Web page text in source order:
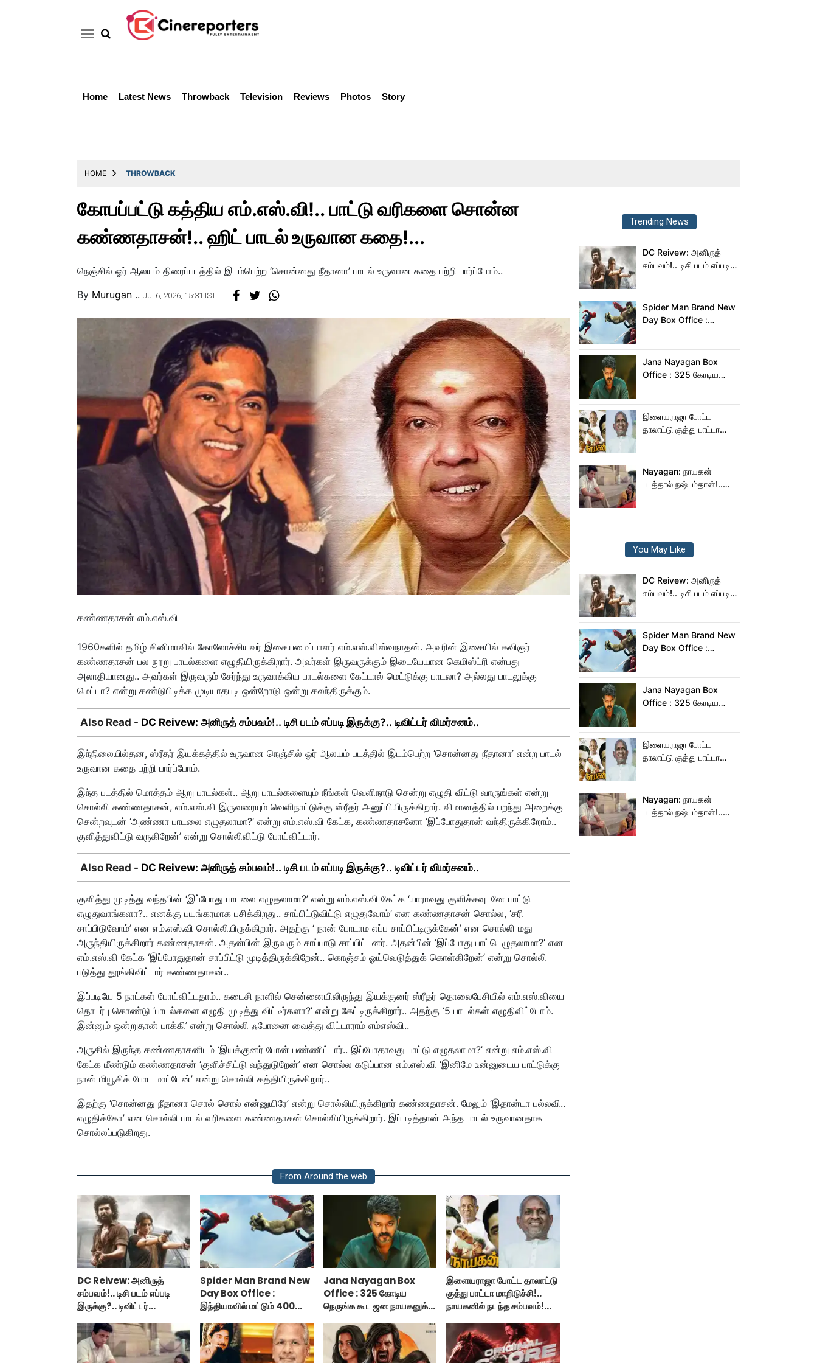
Home Latest News Throwback Television Reviews Photos Story
HOME THROWBACK
கோபப்பட்டு கத்திய எம்.எஸ்.வி!.. பாட்டு வரிகளை சொன்ன
கண்ணதாசன்!.. ஹிட் பாடல் உருவான கதை!...
நெஞ்சில் ஓர் ஆலயம் திரைப்படத்தில் இடம்பெற்ற ‘சொன்னது நீதானா’ பாடல் உருவான கதை பற்றி பார்ப்போம்..
By Murugan .. Jul 6, 2026, 15:31 IST
கண்ணதாசன் எம்.எஸ்.வி
1960களில் தமிழ் சினிமாவில் கோலோச்சியவர் இசையமைப்பாளர் எம்.எஸ்.விஸ்வநாதன். அவரின் இசையில் கவிஞர்
கண்ணதாசன் பல நூறு பாடல்களை எழுதியிருக்கிறார். அவர்கள் இருவருக்கும் இடையேயான கெமிஸ்ட்ரி என்பது
அலாதியானது.. அவர்கள் இருவரும் சேர்ந்து உருவாக்கிய பாடல்களை கேட்டால் மெட்டுக்கு பாடலா? அல்லது பாடலுக்கு
மெட்டா? என்று கண்டுபிடிக்க முடியாதபடி ஒன்றோடு ஒன்று கலந்திருக்கும்.
Also Read - DC Reivew: அனிருத் சம்பவம்!.. டிசி படம் எப்படி இருக்கு?.. டிவிட்டர் விமர்சனம்..
இந்நிலையில்தன, ஸ்ரீதர் இயக்கத்தில் உருவான நெஞ்சில் ஓர் ஆலயம் படத்தில் இடம்பெற்ற ‘சொன்னது நீதானா’ என்ற பாடல்
உருவான கதை பற்றி பார்ப்போம்.
இந்த படத்தில் மொத்தம் ஆறு பாடல்கள்.. ஆறு பாடல்களையும் நீங்கள் வெளிநாடு சென்று எழுதி விட்டு வாருங்கள் என்று
சொல்லி கண்ணதாசன், எம்.எஸ்.வி இருவரையும் வெளிநாட்டுக்கு ஸ்ரீதர் அனுப்பியிருக்கிறார். விமானத்தில் பறந்து அறைக்கு
சென்றவுடன் ‘அண்ணா பாடலை எழுதலாமா?’ என்று எம்.எஸ்.வி கேட்க, கண்ணதாசனோ ‘இப்போதுதான் வந்திருக்கிறோம்..
குளித்துவிட்டு வருகிறேன்’ என்று சொல்லிவிட்டு போய்விட்டார்.
Also Read - DC Reivew: அனிருத் சம்பவம்!.. டிசி படம் எப்படி இருக்கு?.. டிவிட்டர் விமர்சனம்..
குளித்து முடித்து வந்தபின் ‘இப்போது பாடலை எழுதலாமா?’ என்று எம்.எஸ்.வி கேட்க ‘யாராவது குளிச்சவுடனே பாட்டு
எழுதுவாங்களா?.. எனக்கு பயங்கரமாக பசிக்கிறது.. சாப்பிட்டுவிட்டு எழுதுவோம்’ என கண்ணதாசன் சொல்ல, ‘சரி
சாப்பிடுவோம்’ என எம்.எஸ்.வி சொல்லியிருக்கிறார். அதற்கு ‘ நான் போடாம எப்ப சாப்பிட்டிருக்கேன்’ என சொல்லி மது
அருந்தியிருக்கிறார் கண்ணதாசன். அதன்பின் இருவரும் சாப்பாடு சாப்பிட்டனர். அதன்பின் ‘இப்போது பாட்டெழுதலாமா?’ என
எம்.எஸ்.வி கேட்க ‘இப்போதுதான் சாப்பிட்டு முடித்திருக்கிறேன்.. கொஞ்சம் ஓய்வெடுத்துக் கொள்கிறேன்’ என்று சொல்லி
படுத்து தூங்கிவிட்டார் கண்ணதாசன்..
இப்படியே 5 நாட்கள் போய்விட்டதாம்.. கடைசி நாளில் சென்னையிலிருந்து இயக்குனர் ஸ்ரீதர் தொலைபேசியில் எம்.எஸ்.வியை
தொடர்பு கொண்டு ‘பாடல்களை எழுதி முடித்து விட்டீர்களா?’ என்று கேட்டிருக்கிறார்.. அதற்கு ‘5 பாடல்கள் எழுதிவிட்டோம்.
இன்னும் ஒன்றுதான் பாக்கி’ என்று சொல்லி ஃபோனை வைத்து விட்டாராம் எம்எஸ்வி..
அருகில் இருந்த கண்ணதாசனிடம் ‘இயக்குனர் போன் பண்ணிட்டார்.. இப்போதாவது பாட்டு எழுதலாமா?’ என்று எம்.எஸ்.வி
கேட்க மீண்டும் கண்ணதாசன் ‘குளிச்சிட்டு வந்துடுறேன்’ என சொல்ல கடுப்பான எம்.எஸ்.வி ‘இனிமே உன்னுடைய பாட்டுக்கு
நான் மியூசிக் போட மாட்டேன்’ என்று சொல்லி கத்தியிருக்கிறார்..
இதற்கு ‘சொன்னது நீதானா சொல் சொல் என்னுயிரே’ என்று சொல்லியிருக்கிறார் கண்ணதாசன். மேலும் ‘இதான்டா பல்லவி..
எழுதிக்கோ’ என சொல்லி பாடல் வரிகளை கண்ணதாசன் சொல்லியிருக்கிறார். இப்படித்தான் அந்த பாடல் உருவானதாக
சொல்லப்படுகிறது.
From Around the web
DC Reivew: அனிருத்
சம்பவம்!.. டிசி படம் எப்படி
இருக்கு?.. டிவிட்டர்
Spider Man Brand New
Day Box Office :
இந்தியாவில் மட்டும் 400
மேன் பிராண்ட் நியூ டே?
Jana Nayagan Box
Office : 325 கோடிய
நெருங்க கூட ஜன நாயகனுக்கு
இளையராஜா போட்ட தாலாட்டு
குத்து பாட்டா மாறிடுச்சி!..
நாயகனில் நடந்த சம்பவம்!...
Trending News
DC Reivew: அனிருத்
சம்பவம்!.. டிசி படம் எப்படி
Spider Man Brand New
Day Box Office :
ஸ்பைடர் மேன் பிராண்ட் நியூ
டே?
Jana Nayagan Box
Office : 325 கோடிய
இளையராஜா போட்ட
தாலாட்டு குத்து பாட்டா
Nayagan: நாயகன்
படத்தால் நஷ்டம்தான்!..
You May Like
DC Reivew: அனிருத்
சம்பவம்!.. டிசி படம் எப்படி
Spider Man Brand New
Day Box Office :
ஸ்பைடர் மேன் பிராண்ட் நியூ
டே?
Jana Nayagan Box
Office : 325 கோடிய
இளையராஜா போட்ட
தாலாட்டு குத்து பாட்டா
Nayagan: நாயகன்
படத்தால் நஷ்டம்தான்!..